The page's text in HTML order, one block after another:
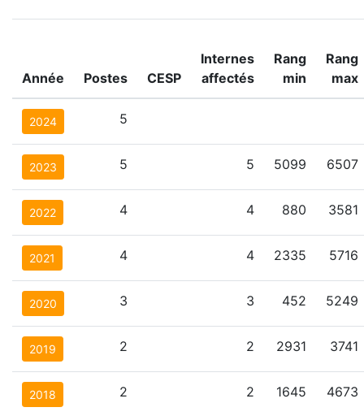
Année Postes CESP
Internes
affectés
Rang
min
Rang
max
2024 5
2023 5 5 5099 6507
2022 4 4 880 3581
2021 4 4 2335 5716
2020 3 3 452 5249
2019 2 2 2931 3741
2018 2 2 1645 4673